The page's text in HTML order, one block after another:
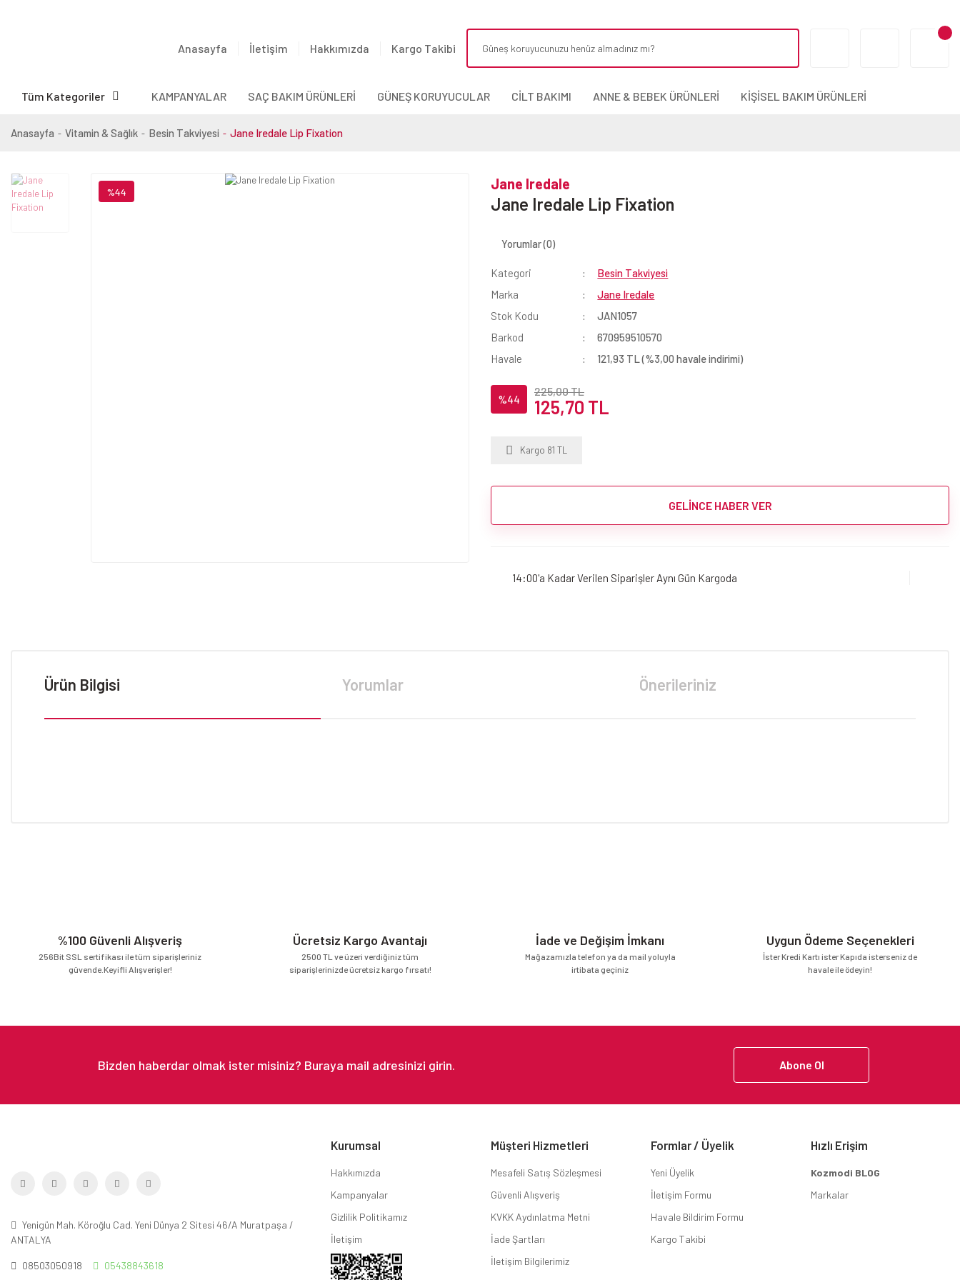
Anasayfa İletişim Hakkımızda Kargo Takibi
Tüm Kategoriler KAMPANYALAR SAÇ BAKIM ÜRÜNLERİ GÜNEŞ KORUYUCULAR CİLT BAKIMI ANNE & BEBEK ÜRÜNLERİ KİŞİSEL BAKIM ÜRÜNLERİ
Anasayfa Vitamin & Sağlık Besin Takviyesi Jane Iredale Lip Fixation
%44 Jane Iredale
Jane Iredale Lip Fixation
Yorumlar (0)
Kategori
Besin Takviyesi
Marka
Jane Iredale
Stok Kodu
JAN1057
Barkod
670959510570
Havale
121,93 TL (%3,00 havale indirimi)
%44
225,00 TL
125,70 TL
Kargo 81 TL
GELİNCE HABER VER
14:00'a Kadar Verilen Siparişler Aynı Gün Kargoda
Ürün Bilgisi Yorumlar Önerileriniz
Bu ürüne benzer farklı alternatifler olmalı.
%100 Güvenli Alışveriş
256Bit SSL sertifikası ile tüm siparişleriniz
güvende.Keyifli Alışverişler!
Ücretsiz Kargo Avantajı
2500 TL ve üzeri verdiğiniz tüm
siparişlerinizde ücretsiz kargo fırsatı!
İade ve Değişim İmkanı
Mağazamızla telefon ya da mail yoluyla
irtibata geçiniz
Uygun Ödeme Seçenekleri
İster Kredi Kartı ister Kapıda isterseniz de
havale ile ödeyin!
Abone Ol
Yenigün Mah. Köroğlu Cad. Yeni Dünya 2 Sitesi 46/A Muratpaşa /
ANTALYA
08503050918 05438843618
Kurumsal
Hakkımızda
Kampanyalar
Gizlilik Politikamız
İletişim
Müşteri Hizmetleri
Mesafeli Satış Sözleşmesi
Güvenli Alışveriş
KVKK Aydınlatma Metni
İade Şartları
İletişim Bilgilerimiz
Formlar / Üyelik
Yeni Üyelik
İletişim Formu
Havale Bildirim Formu
Kargo Takibi
Hızlı Erişim
Kozmodi BLOG
Markalar